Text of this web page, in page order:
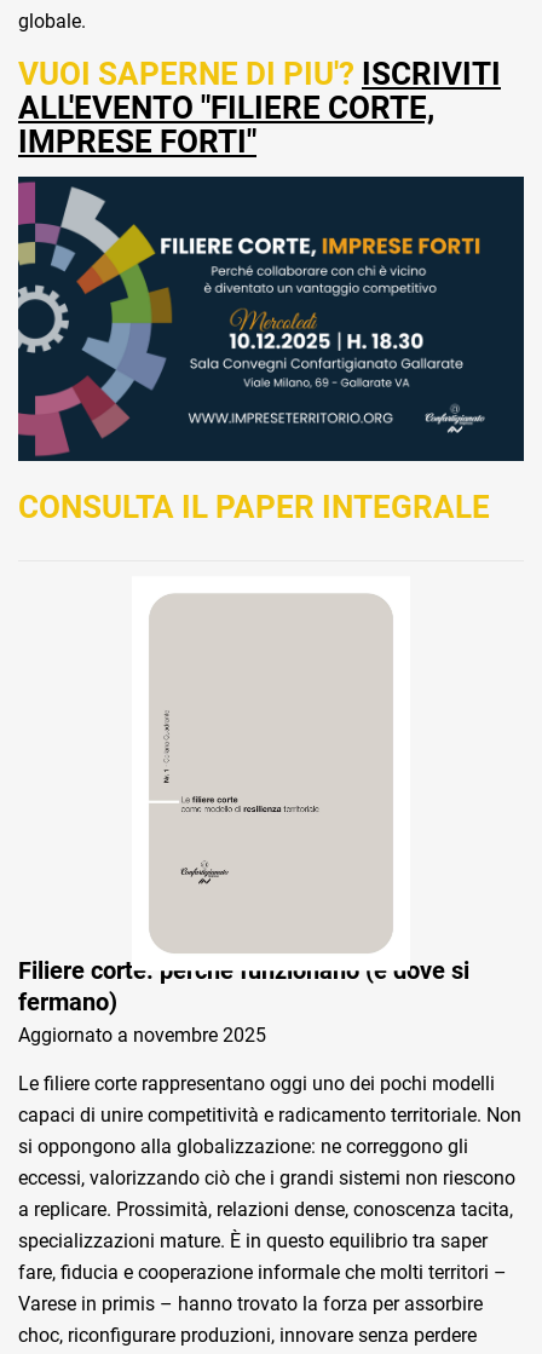
globale.
VUOI SAPERNE DI PIU'? ISCRIVITI
ALL'EVENTO "FILIERE CORTE,
IMPRESE FORTI"
CONSULTA IL PAPER INTEGRALE
Filiere corte: perché funzionano (e dove si
fermano)
Aggiornato a novembre 2025
Le filiere corte rappresentano oggi uno dei pochi modelli
capaci di unire competitività e radicamento territoriale. Non
si oppongono alla globalizzazione: ne correggono gli
eccessi, valorizzando ciò che i grandi sistemi non riescono
a replicare. Prossimità, relazioni dense, conoscenza tacita,
specializzazioni mature. È in questo equilibrio tra saper
fare, fiducia e cooperazione informale che molti territori –
Varese in primis – hanno trovato la forza per assorbire
choc, riconfigurare produzioni, innovare senza perdere